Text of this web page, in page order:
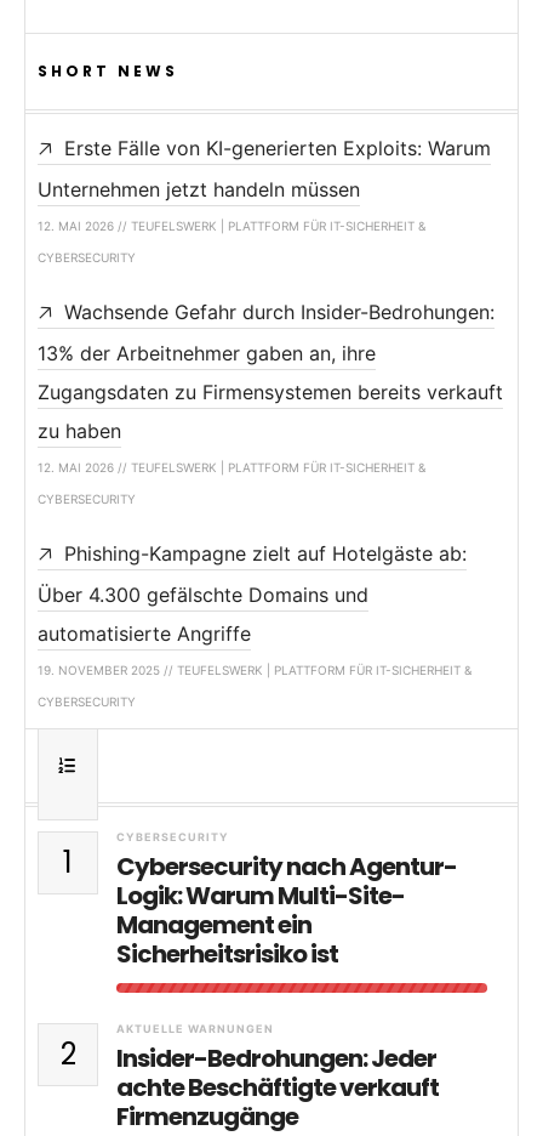
SHORT NEWS
Erste Fälle von KI-generierten Exploits: Warum
Unternehmen jetzt handeln müssen
12. MAI 2026 // TEUFELSWERK | PLATTFORM FÜR IT-SICHERHEIT &
CYBERSECURITY
Wachsende Gefahr durch Insider-Bedrohungen:
13% der Arbeitnehmer gaben an, ihre
Zugangsdaten zu Firmensystemen bereits verkauft
zu haben
12. MAI 2026 // TEUFELSWERK | PLATTFORM FÜR IT-SICHERHEIT &
CYBERSECURITY
Phishing-Kampagne zielt auf Hotelgäste ab:
Über 4.300 gefälschte Domains und
automatisierte Angriffe
19. NOVEMBER 2025 // TEUFELSWERK | PLATTFORM FÜR IT-SICHERHEIT &
CYBERSECURITY
1
CYBERSECURITY
Cybersecurity nach Agentur-
Logik: Warum Multi-Site-
Management ein
Sicherheitsrisiko ist
2
AKTUELLE WARNUNGEN
Insider-Bedrohungen: Jeder
achte Beschäftigte verkauft
Firmenzugänge